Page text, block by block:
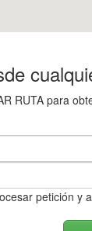
RUTA para
petición y